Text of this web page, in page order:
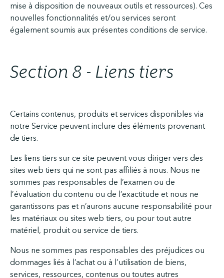
mise à disposition de nouveaux outils et ressources). Ces
nouvelles fonctionnalités et/ou services seront
également soumis aux présentes conditions de service.
Section 8 - Liens tiers
Certains contenus, produits et services disponibles via
notre Service peuvent inclure des éléments provenant
de tiers.
Les liens tiers sur ce site peuvent vous diriger vers des
sites web tiers qui ne sont pas affiliés à nous. Nous ne
sommes pas responsables de l’examen ou de
l’évaluation du contenu ou de l’exactitude et nous ne
garantissons pas et n’aurons aucune responsabilité pour
les matériaux ou sites web tiers, ou pour tout autre
matériel, produit ou service de tiers.
Nous ne sommes pas responsables des préjudices ou
dommages liés à l’achat ou à l’utilisation de biens,
services, ressources, contenus ou toutes autres